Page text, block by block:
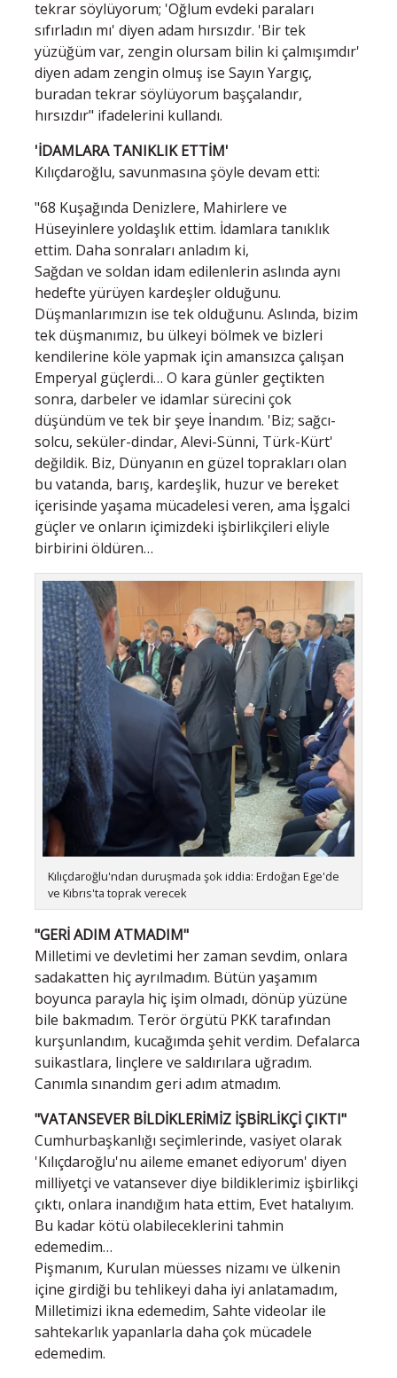
tekrar söylüyorum; 'Oğlum evdeki paraları
sıfırladın mı' diyen adam hırsızdır. 'Bir tek
yüzüğüm var, zengin olursam bilin ki çalmışımdır'
diyen adam zengin olmuş ise Sayın Yargıç,
buradan tekrar söylüyorum başçalandır,
hırsızdır" ifadelerini kullandı.
'İDAMLARA TANIKLIK ETTİM'
Kılıçdaroğlu, savunmasına şöyle devam etti:
"68 Kuşağında Denizlere, Mahirlere ve
Hüseyinlere yoldaşlık ettim. İdamlara tanıklık
ettim. Daha sonraları anladım ki,
Sağdan ve soldan idam edilenlerin aslında aynı
hedefte yürüyen kardeşler olduğunu.
Düşmanlarımızın ise tek olduğunu. Aslında, bizim
tek düşmanımız, bu ülkeyi bölmek ve bizleri
kendilerine köle yapmak için amansızca çalışan
Emperyal güçlerdi… O kara günler geçtikten
sonra, darbeler ve idamlar sürecini çok
düşündüm ve tek bir şeye İnandım. 'Biz; sağcı-
solcu, seküler-dindar, Alevi-Sünni, Türk-Kürt'
değildik. Biz, Dünyanın en güzel toprakları olan
bu vatanda, barış, kardeşlik, huzur ve bereket
içerisinde yaşama mücadelesi veren, ama İşgalci
güçler ve onların içimizdeki işbirlikçileri eliyle
birbirini öldüren…
Kılıçdaroğlu'ndan duruşmada şok iddia: Erdoğan Ege'de
ve Kıbrıs'ta toprak verecek
"GERİ ADIM ATMADIM"
Milletimi ve devletimi her zaman sevdim, onlara
sadakatten hiç ayrılmadım. Bütün yaşamım
boyunca parayla hiç işim olmadı, dönüp yüzüne
bile bakmadım. Terör örgütü PKK tarafından
kurşunlandım, kucağımda şehit verdim. Defalarca
suikastlara, linçlere ve saldırılara uğradım.
Canımla sınandım geri adım atmadım.
"VATANSEVER BİLDİKLERİMİZ İŞBİRLİKÇİ ÇIKTI"
Cumhurbaşkanlığı seçimlerinde, vasiyet olarak
'Kılıçdaroğlu'nu aileme emanet ediyorum' diyen
milliyetçi ve vatansever diye bildiklerimiz işbirlikçi
çıktı, onlara inandığım hata ettim, Evet hatalıyım.
Bu kadar kötü olabileceklerini tahmin
edemedim…
Pişmanım, Kurulan müesses nizamı ve ülkenin
içine girdiği bu tehlikeyi daha iyi anlatamadım,
Milletimizi ikna edemedim, Sahte videolar ile
sahtekarlık yapanlarla daha çok mücadele
edemedim.